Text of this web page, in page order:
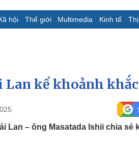
hội Thế giới Multimedia Kinh tế
Giáo dục
Dấu ấn VOV
Hồ
Quân sự - Quốc phòng
Lan kể khoảnh
Lan – ông Masatada Ishii chia